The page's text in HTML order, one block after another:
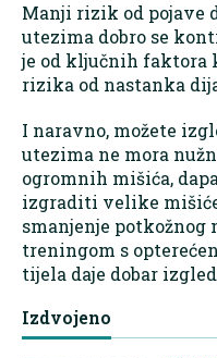
Manji rizik od pojave
utezima dobro se
je od ključnih faktora
rizika od nastanka
I naravno, možete
utezima ne mora
ogromnih mišića,
izgraditi velike
smanjenje potkožnog
treningom s
tijela daje dobar
Izdvojeno